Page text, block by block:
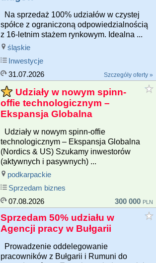
Na sprzedaż 100% udziałów w czystej
spółce z ograniczoną odpowiedzialnością
z 16-letnim stażem rynkowym. Idealna ...
śląskie
Inwestycje
31.07.2026
Szczegóły oferty »
Udziały w nowym spinn-
offie technologicznym –
Ekspansja Globalna
Udziały w nowym spinn-offie
technologicznym – Ekspansja Globalna
(Nordics & US) Szukamy inwestorów
(aktywnych i pasywnych) ...
podkarpackie
Sprzedam biznes
07.08.2026
300 000 PLN
Sprzedam 50% udziału w
Agencji pracy w Bułgarii
Prowadzenie oddelegowanie
pracowników z Bułgarii i Rumuni do